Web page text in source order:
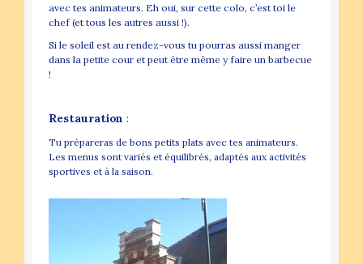
avec tes animateurs. Eh oui, sur cette colo, c’est toi le
chef (et tous les autres aussi !).
Si le soleil est au rendez-vous tu pourras aussi manger
dans la petite cour et peut être même y faire un barbecue
!
Restauration :
Tu prépareras de bons petits plats avec tes animateurs.
Les menus sont variés et équilibrés, adaptés aux activités
sportives et à la saison.